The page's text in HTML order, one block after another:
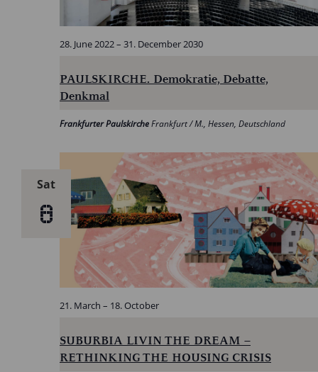
PAULSKIRCHE. Demokratie, Debatte,
Denkmal
28. June 2022– 31. December 2030
Frankfurter PaulskircheFrankfurt / M., Hessen, Deutschland
Sat
8
SUBURBIA LIVIN THE DREAM –
RETHINKING THE HOUSING CRISIS
21. March – 18. October